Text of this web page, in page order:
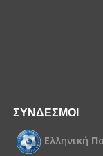
ΣΥΝΔΕΣΜΟΙ
Ελληνική Π